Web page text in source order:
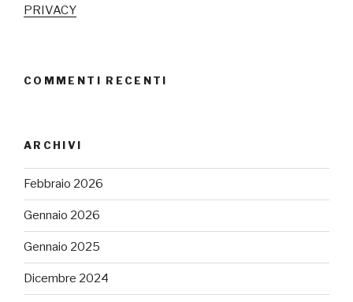
PRIVACY
COMMENTI RECENTI
ARCHIVI
Febbraio 2026
Gennaio 2026
Gennaio 2025
Dicembre 2024